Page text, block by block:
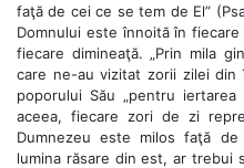
faţă de cei ce se tem de El”
Domnului este înnoită în
fiecare dimineaţă. „Prin mila
care ne-au vizitat zorii zilei din
poporului Său „pentru
aceea, fiecare zori de zi
Dumnezeu este milos faţă
lumina răsare din est, ar trebui